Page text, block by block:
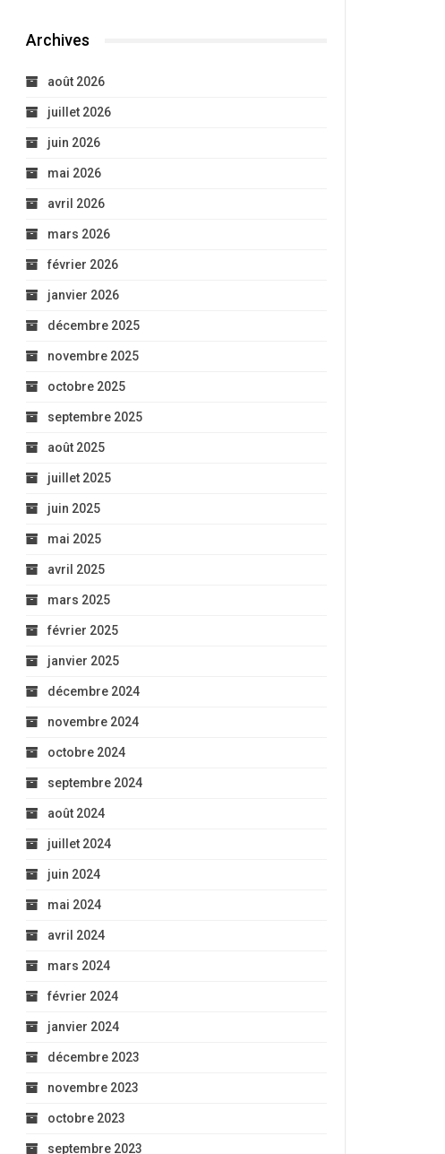
Archives
août 2026
juillet 2026
juin 2026
mai 2026
avril 2026
mars 2026
février 2026
janvier 2026
décembre 2025
novembre 2025
octobre 2025
septembre 2025
août 2025
juillet 2025
juin 2025
mai 2025
avril 2025
mars 2025
février 2025
janvier 2025
décembre 2024
novembre 2024
octobre 2024
septembre 2024
août 2024
juillet 2024
juin 2024
mai 2024
avril 2024
mars 2024
février 2024
janvier 2024
décembre 2023
novembre 2023
octobre 2023
septembre 2023